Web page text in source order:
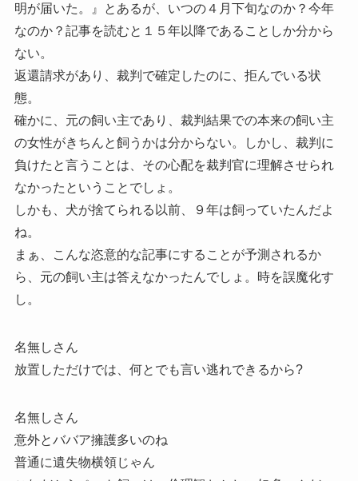
明が届いた。』とあるが、いつの４月下旬なのか？今年
なのか？記事を読むと１５年以降であることしか分から
ない。
返還請求があり、裁判で確定したのに、拒んでいる状
態。
確かに、元の飼い主であり、裁判結果での本来の飼い主
の女性がきちんと飼うかは分からない。しかし、裁判に
負けたと言うことは、その心配を裁判官に理解させられ
なかったということでしょ。
しかも、犬が捨てられる以前、９年は飼っていたんだよ
ね。
まぁ、こんな恣意的な記事にすることが予測されるか
ら、元の飼い主は答えなかったんでしょ。時を誤魔化す
し。
名無しさん
放置しただけでは、何とでも言い逃れできるから?
名無しさん
意外とババア擁護多いのね
普通に遺失物横領じゃん